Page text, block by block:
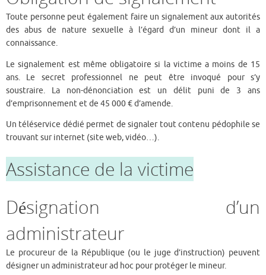
Toute personne peut également faire un signalement aux autorités
des abus de nature sexuelle à l’égard d’un mineur dont il a
connaissance.
Le signalement est même obligatoire si la victime a moins de 15
ans. Le secret professionnel ne peut être invoqué pour s’y
soustraire. La non-dénonciation est un délit puni de 3 ans
d’emprisonnement et de 45 000 € d’amende.
Un téléservice dédié permet de signaler tout contenu pédophile se
trouvant sur internet (site web, vidéo…).
Assistance de la victime
Désignation d’un
administrateur
Le procureur de la République (ou le juge d’instruction) peuvent
désigner un administrateur ad hoc pour protéger le mineur.